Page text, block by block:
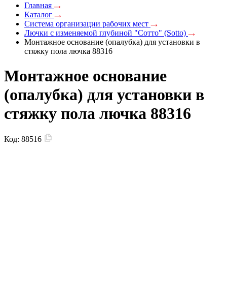
Главная
Каталог
Система организации рабочих мест
Лючки с изменяемой глубиной "Сотто" (Sotto)
Монтажное основание (опалубка) для установки в
стяжку пола лючка 88316
Монтажное основание
(опалубка) для установки в
стяжку пола лючка 88316
Код: 88516